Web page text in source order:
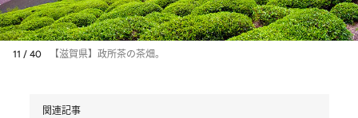
11 / 40 【滋賀県】政所茶の茶畑。
関連記事